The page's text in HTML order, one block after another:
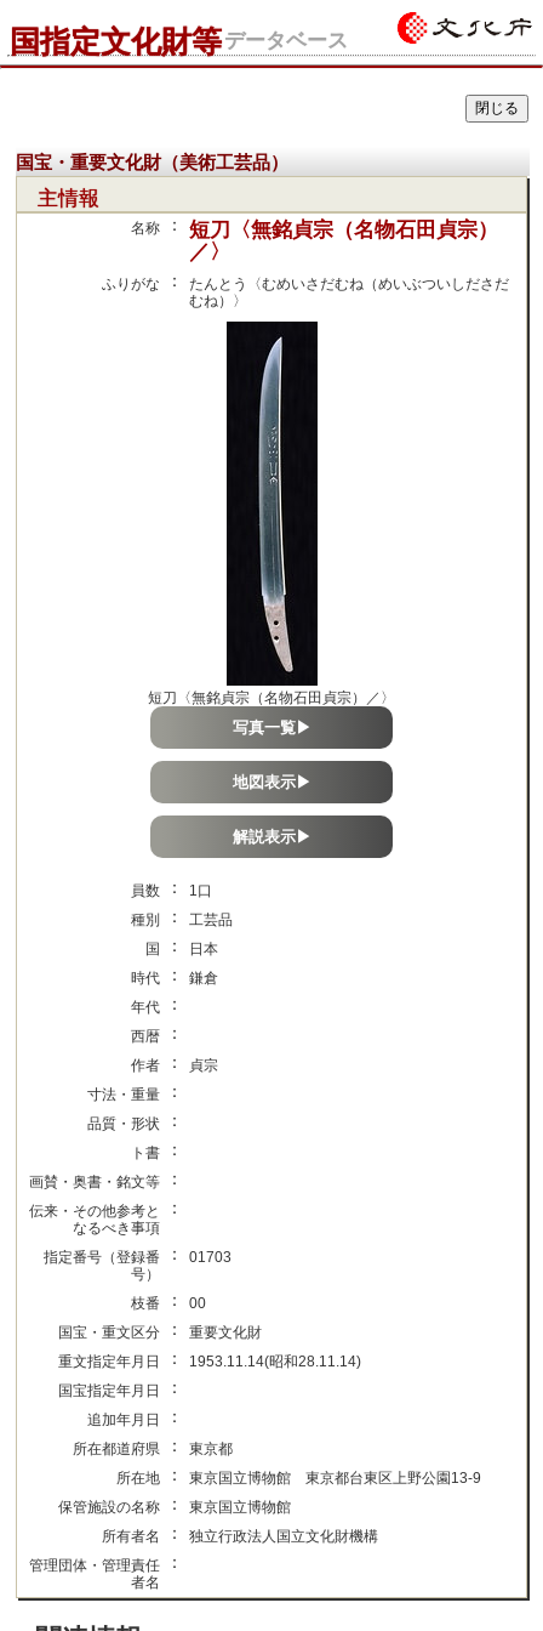
国指定文化財等データベース
国宝・重要文化財（美術工芸品）
主情報
名称 ：
短刀〈無銘貞宗（名物石田貞宗）
／〉
ふりがな ：
たんとう〈むめいさだむね（めいぶついしださだ
むね）〉
短刀〈無銘貞宗（名物石田貞宗）／〉
写真一覧▶
地図表示▶
解説表示▶
員数 ：
1口
種別
：
工芸品
国
：
日本
時代
：
鎌倉
年代
：
西暦 ：
作者 ：
貞宗
寸法・重量
：
品質・形状 ：
ト書 ：
画賛・奥書・銘文等 ：
伝来・その他参考と
なるべき事項
：
指定番号（登録番
号）
： 01703
枝番 ：
00
国宝・重文区分
：
重要文化財
重文指定年月日
：
1953.11.14(昭和28.11.14)
国宝指定年月日
：
追加年月日 ：
所在都道府県 ：
東京都
所在地
：
東京国立博物館 東京都台東区上野公園13-9
保管施設の名称
：
東京国立博物館
所有者名
：
独立行政法人国立文化財機構
管理団体・管理責任
者名
：